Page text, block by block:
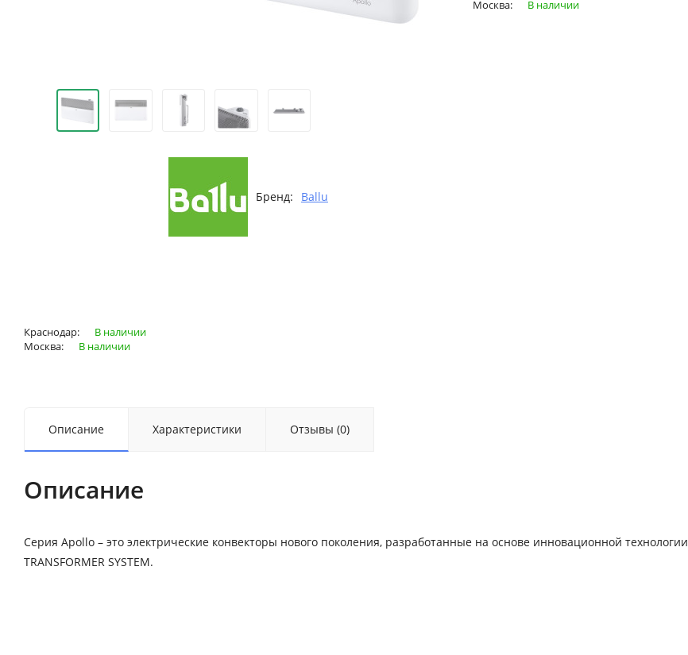
Бренд: Ballu
Москва: В наличии
Краснодар:
В наличии
Москва:
В наличии
Описание Характеристики Отзывы (0)
Описание
Серия Apollo – это электрические конвекторы нового поколения, разработанные на основе инновационной технологии
TRANSFORMER SYSTEM.